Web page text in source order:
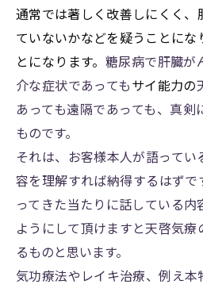
通常では著しく改善しにくく、
ていないかなどを疑うことに
とになります。 糖尿病で肝臓が
介な症状であってもサイ能力の
あっても遠隔であっても、真
ものです。
それは、お客様本人が語って
容を理解すれば納得するはずで
ってきた当たりに話している
ようにして頂けますと天啓気
るものと思います。
気功療法やレイキ治療、例え本